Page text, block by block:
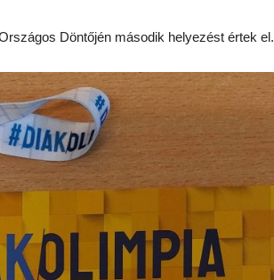
Döntőjén második helyezést értek el.